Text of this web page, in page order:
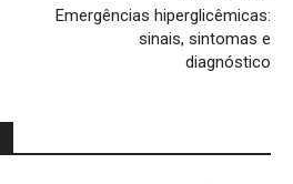
Emergências hiperglicêmicas:
sinais, sintomas e
diagnóstico